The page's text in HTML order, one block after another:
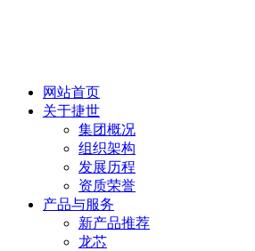
网站首页
关于捷世
集团概况
组织架构
发展历程
资质荣誉
产品与服务
新产品推荐
龙芯